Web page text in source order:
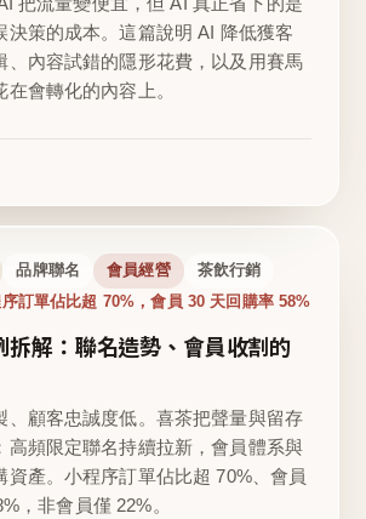
決策的成本。這篇說明 AI 降低獲客
、內容試錯的隱形花費，以及用賽馬
會轉化的內容上。
品牌聯名 會員經營 茶飲行銷
訂單佔比超 70%，會員 30 天回購率 58%
拆解：聯名造勢、會員收割的
、顧客忠誠度低。喜茶把聲量與留存
高頻限定聯名持續拉新，會員體系與
資產。小程序訂單佔比超 70%、會員
，非會員僅 22%。